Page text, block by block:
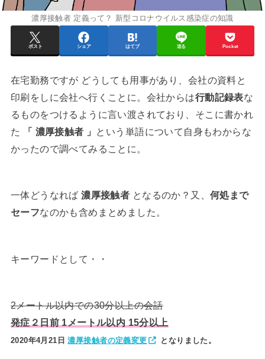
濃厚接触者 定義って？ 新型コロナウイルス感染症の知識
ポスト シェア はてブ 送る Pocket
在宅勤務ですが どうしても用事があり、会社の資料と
印刷をしに会社へ行くことに。会社からは行動記録表な
るものをつけるように言い渡されており、そこに書かれ
た
「 濃厚接触者 」 という単語について自身もわからな
かったので調べてみることに。
一体どうなれば濃厚接触者 となるのか？又、 何処まで
セーフなのかも含めまとめました。
キーワードとして・・
2メートル以内での30分以上の会話
発症２日前 1メートル以内 15分以上
2020年4月21日濃厚接触者の定義変更 となりました。